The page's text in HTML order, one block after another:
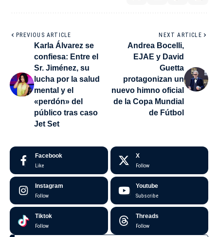
PREVIOUS ARTICLE
Karla Álvarez se
confiesa: Entre el
Sr. Jiménez, su
lucha por la salud
mental y el
«perdón» del
público tras caso
Jet Set
NEXT ARTICLE
Andrea Bocelli,
EJAE y David
Guetta
protagonizan un
nuevo himno oficial
de la Copa Mundial
de Fútbol
Facebook
Like
X
Follow
Instagram
Follow
Youtube
Subscribe
Tiktok
Follow
Threads
Follow